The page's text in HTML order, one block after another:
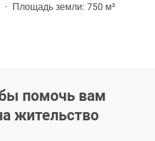
Площадь земли: 750 м²
помочь вам
жительство